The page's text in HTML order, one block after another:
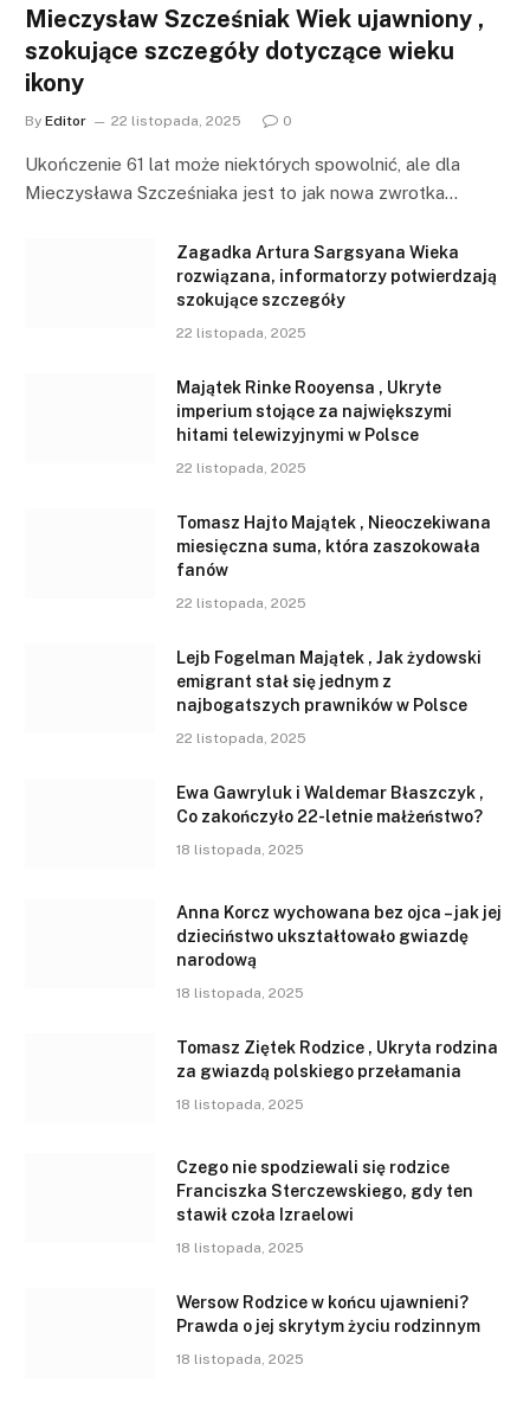
Mieczysław Szcześniak Wiek ujawniony ,
szokujące szczegóły dotyczące wieku
ikony
By Editor 22 listopada, 2025 0
Ukończenie 61 lat może niektórych spowolnić, ale dla
Mieczysława Szcześniaka jest to jak nowa zwrotka…
Zagadka Artura Sargsyana Wieka
rozwiązana, informatorzy potwierdzają
szokujące szczegóły
22 listopada, 2025
Majątek Rinke Rooyensa , Ukryte
imperium stojące za największymi
hitami telewizyjnymi w Polsce
22 listopada, 2025
Tomasz Hajto Majątek , Nieoczekiwana
miesięczna suma, która zaszokowała
fanów
22 listopada, 2025
Lejb Fogelman Majątek , Jak żydowski
emigrant stał się jednym z
najbogatszych prawników w Polsce
22 listopada, 2025
Ewa Gawryluk i Waldemar Błaszczyk ,
Co zakończyło 22-letnie małżeństwo?
18 listopada, 2025
Anna Korcz wychowana bez ojca – jak jej
dzieciństwo ukształtowało gwiazdę
narodową
18 listopada, 2025
Tomasz Ziętek Rodzice , Ukryta rodzina
za gwiazdą polskiego przełamania
18 listopada, 2025
Czego nie spodziewali się rodzice
Franciszka Sterczewskiego, gdy ten
stawił czoła Izraelowi
18 listopada, 2025
Wersow Rodzice w końcu ujawnieni?
Prawda o jej skrytym życiu rodzinnym
18 listopada, 2025